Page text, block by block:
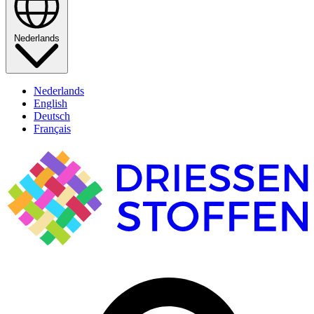
Nederlands
Nederlands
English
Deutsch
Français